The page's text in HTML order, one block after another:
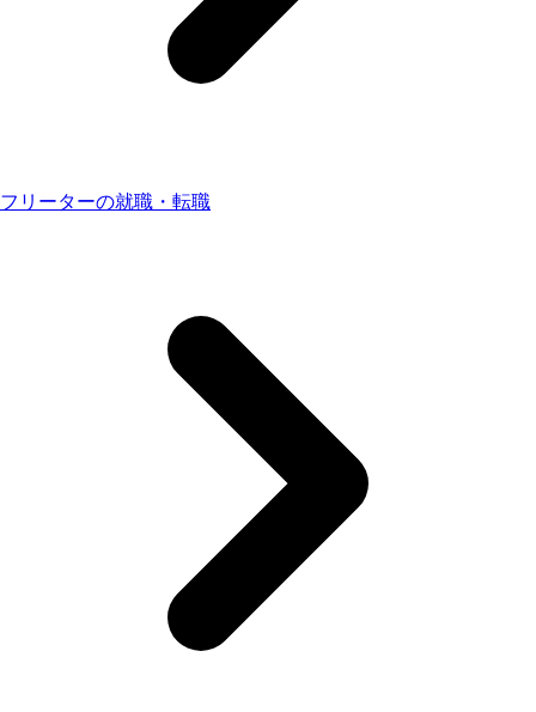
フリーターの就職・転職